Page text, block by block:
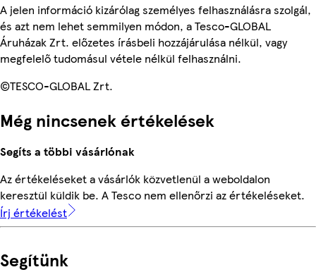
A jelen információ kizárólag személyes felhasználásra szolgál,
és azt nem lehet semmilyen módon, a Tesco-GLOBAL
Áruházak Zrt. előzetes írásbeli hozzájárulása nélkül, vagy
megfelelő tudomásul vétele nélkül felhasználni.
©TESCO-GLOBAL Zrt.
Még nincsenek értékelések
Segíts a többi vásárlónak
Az értékeléseket a vásárlók közvetlenül a weboldalon
keresztül küldik be. A Tesco nem ellenőrzi az értékeléseket.
Írj értékelést
Segítünk